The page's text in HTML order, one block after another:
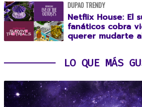
DUPAO TRENDY
Netflix House: El
fanáticos cobra
querer mudarte
LO QUE MÁS